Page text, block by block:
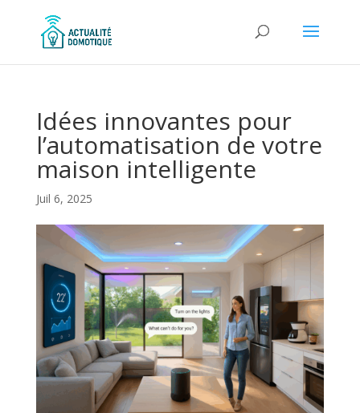
Idées innovantes pour
l’automatisation de votre
maison intelligente
Juil 6, 2025